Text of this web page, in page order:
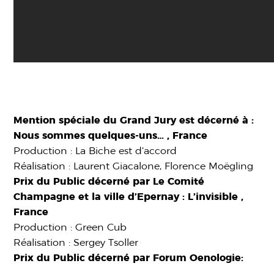
Mention spéciale du Grand Jury est décerné à :
Nous sommes quelques-uns… , France
Production : La Biche est d’accord
Réalisation : Laurent Giacalone, Florence Moëgling
Prix du Public décerné par Le Comité
Champagne et la ville d’Epernay : L’invisible ,
France
Production : Green Cub
Réalisation : Sergey Tsoller
Prix du Public décerné par Forum Oenologie: